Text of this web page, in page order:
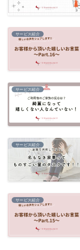
サービス紹介
サービス紹介
サービス紹介
サービス紹介